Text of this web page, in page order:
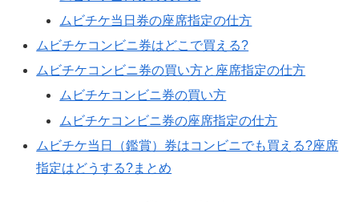
ムビチケ当日券の座席指定の仕方
ムビチケコンビニ券はどこで買える?
ムビチケコンビニ券の買い方と座席指定の仕方
ムビチケコンビニ券の買い方
ムビチケコンビニ券の座席指定の仕方
ムビチケ当日（鑑賞）券はコンビニでも買える?座席
指定はどうする?まとめ